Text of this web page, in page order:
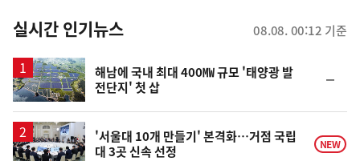
뉴
스
실시간 인기뉴스 08.08. 00:12 기준
해남에 국내 최대 400㎿ 규모 '태양광 발
전단지' 첫 삽
일
'서울대 10개 만들기' 본격화…거점 국립
대 3곳 신속 선정
NEW